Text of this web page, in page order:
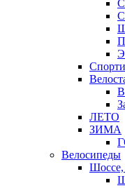
ЛЕТО
ЗИМА
Велосипеды
Шоссе,